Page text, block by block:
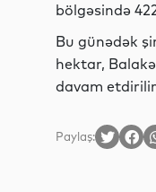
bölgəsində
Bu günədək
hektar,
davam
Paylaş: